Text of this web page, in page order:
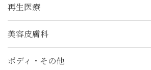
再生医療
美容皮膚科
ボディ・その他